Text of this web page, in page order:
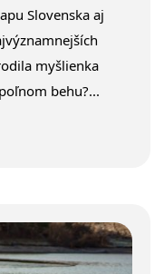
Slovenska aj
myšlienka
behu?...